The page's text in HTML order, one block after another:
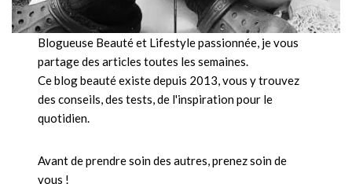
Blogueuse Beauté et Lifestyle passionnée, je vous
partage des articles toutes les semaines.
Ce blog beauté existe depuis 2013, vous y trouvez
des conseils, des tests, de l'inspiration pour le
quotidien.
Avant de prendre soin des autres, prenez soin de
vous !